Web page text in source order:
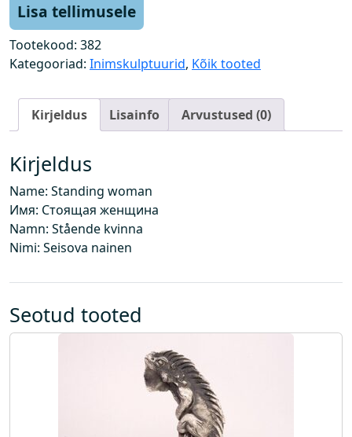
e
v
n
e
k
o
g
u
s
Lisa tellimusele
Tootekood: 382
Kategooriad: Inimskulptuurid, Kõik tooted
Kirjeldus Lisainfo Arvustused (0)
Kirjeldus
Name: Standing woman
Имя: Стоящая женщина
Namn: Stående kvinna
Nimi: Seisova nainen
Seotud tooted